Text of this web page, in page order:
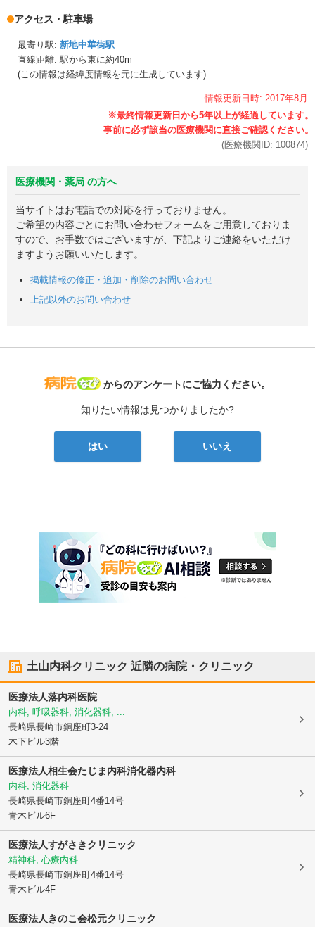
アクセス・駐車場
最寄り駅: 新地中華街駅
直線距離: 駅から東に約40m
(この情報は経緯度情報を元に生成しています)
情報更新日時: 2017年8月
(医療機関ID: 100874)
医療機関・薬局 の方へ
当サイトはお電話での対応を行っておりません。
ご希望の内容ごとにお問い合わせフォームをご用意しておりま
すので、お手数ではございますが、下記よりご連絡をいただけ
ますようお願いいたします。
掲載情報の修正・追加・削除のお問い合わせ
上記以外のお問い合わせ
病院なび
からのアンケートにご協力ください。
知りたい情報は見つかりましたか?
はい いいえ
土山内科クリニック 近隣の病院・クリニック
医療法人落内科医院
内科, 呼吸器科, 消化器科, ...
長崎県長崎市銅座町3-24
木下ビル3階
医療法人相生会たじま内科消化器内科
内科, 消化器科
長崎県長崎市銅座町4番14号
青木ビル6F
医療法人すがさきクリニック
精神科, 心療内科
長崎県長崎市銅座町4番14号
青木ビル4F
医療法人きのこ会松元クリニック